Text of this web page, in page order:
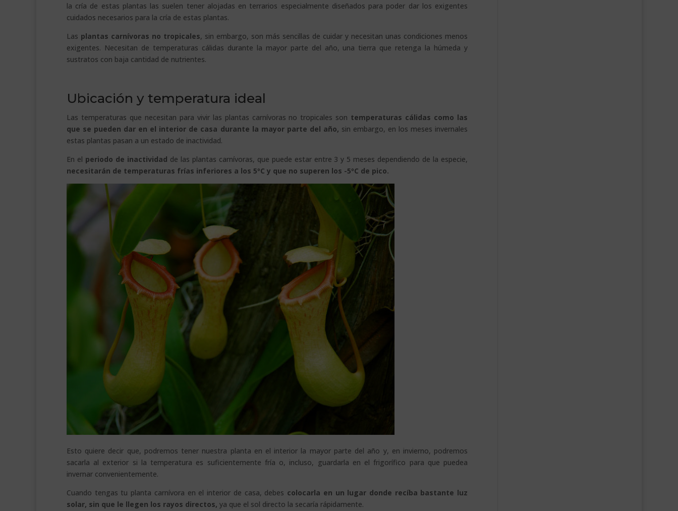
la cría de estas plantas las suelen tener alojadas en terrarios especialmente diseñados para poder dar los exigentes
cuidados necesarios para la cría de estas plantas.
Las plantas carnívoras no tropicales, sin embargo, son más sencillas de cuidar y necesitan unas condiciones menos
exigentes. Necesitan de temperaturas cálidas durante la mayor parte del año, una tierra que retenga la húmeda y
sustratos con baja cantidad de nutrientes.
Ubicación y temperatura ideal
Las temperaturas que necesitan para vivir las plantas carnívoras no tropicales son temperaturas cálidas como las
que se pueden dar en el interior de casa durante la mayor parte del año, sin embargo, en los meses invernales
estas plantas pasan a un estado de inactividad.
En el periodo de inactividad de las plantas carnívoras, que puede estar entre 3 y 5 meses dependiendo de la especie,
necesitarán de temperaturas frías inferiores a los 5ºC y que no superen los -5ºC de pico.
Esto quiere decir que, podremos tener nuestra planta en el interior la mayor parte del año y, en invierno, podremos
sacarla al exterior si la temperatura es suficientemente fría o, incluso, guardarla en el frigorífico para que puedea
invernar convenientemente.
Cuando tengas tu planta carnívora en el interior de casa, debes colocarla en un lugar donde recíba bastante luz
solar, sin que le llegen los rayos directos, ya que el sol directo la secaría rápidamente.